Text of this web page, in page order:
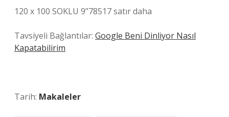
120 x 100 SOKLU 9”78517 satır daha
Tavsiyeli Bağlantılar: Google Beni Dinliyor Nasıl
Kapatabilirim
Tarih: Makaleler